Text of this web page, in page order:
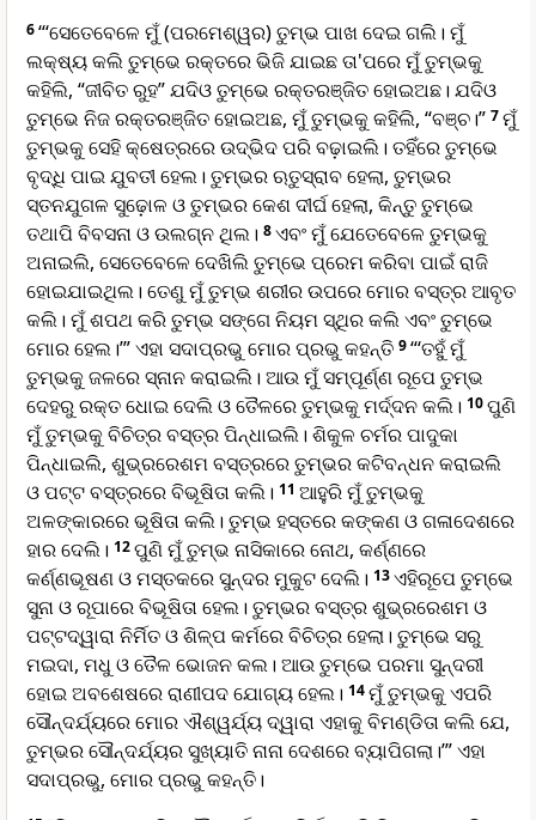
6“‘ସେତେବେଳେ ମୁଁ (ପରମେଶ୍ୱର) ତୁମ୍ଭ ପାଖ ଦେଇ ଗଲି। ମୁଁ
ଲକ୍ଷ୍ୟ କଲି ତୁମ୍ଭେ ରକ୍ତରେ ଭିଜି ଯାଇଛ ତା'ପରେ ମୁଁ ତୁମ୍ଭକୁ
କହିଲି, “ଜୀବିତ ରୁହ” ଯଦିଓ ତୁମ୍ଭେ ରକ୍ତରଞ୍ଜିତ ହୋଇଅଛ। ଯଦିଓ
ତୁମ୍ଭେ ନିଜ ରକ୍ତରଞ୍ଜିତ ହୋଇଅଛ, ମୁଁ ତୁମ୍ଭକୁ କହିଲି, “ବଞ୍ଚ।” 7ମୁଁ
ତୁମ୍ଭକୁ ସେହି କ୍ଷେତ୍ରରେ ଉଦ୍ଭିଦ ପରି ବଢ଼ାଇଲି। ତହିଁରେ ତୁମ୍ଭେ
ବୃଦ୍ଧି ପାଇ ଯୁବତୀ ହେଲ। ତୁମ୍ଭର ଋତୁସ୍ରାବ ହେଲା, ତୁମ୍ଭର
ସ୍ତନଯୁଗଳ ସୁଢ଼ୋଳ ଓ ତୁମ୍ଭର କେଶ ଦୀର୍ଘ ହେଲା, କିନ୍ତୁ ତୁମ୍ଭେ
ତଥାପି ବିବସନା ଓ ଉଲଗ୍ନ ଥିଲ। 8ଏବଂ ମୁଁ ଯେତେବେଳେ ତୁମ୍ଭକୁ
ଅନାଇଲି, ସେତେବେଳେ ଦେଖିଲି ତୁମ୍ଭେ ପ୍ରେମ କରିବା ପାଇଁ ରାଜି
ହୋଇଯାଇଥିଲ। ତେଣୁ ମୁଁ ତୁମ୍ଭ ଶରୀର ଉପରେ ମୋର ବସ୍ତ୍ର ଆବୃତ
କଲି। ମୁଁ ଶପଥ କରି ତୁମ୍ଭ ସଙ୍ଗେ ନିୟମ ସ୍ଥିର କଲି ଏବଂ ତୁମ୍ଭେ
ମୋର ହେଲ।’” ଏହା ସଦାପ୍ରଭୁ ମୋର ପ୍ରଭୁ କହନ୍ତି 9“‘ତହୁଁ ମୁଁ
ତୁମ୍ଭକୁ ଜଳରେ ସ୍ନାନ କରାଇଲି। ଆଉ ମୁଁ ସମ୍ପୂର୍ଣ୍ଣ ରୂପେ ତୁମ୍ଭ
ଦେହରୁ ରକ୍ତ ଧୋଇ ଦେଲି ଓ ତୈଳରେ ତୁମ୍ଭକୁ ମର୍ଦ୍ଦନ କଲି। 10ପୁଣି
ମୁଁ ତୁମ୍ଭକୁ ବିଚିତ୍ର ବସ୍ତ୍ର ପିନ୍ଧାଇଲି। ଶିକୁଳ ଚର୍ମର ପାଦୁକା
ପିନ୍ଧାଇଲି, ଶୁଭ୍ରରେଶମ ବସ୍ତ୍ରରେ ତୁମ୍ଭର କଟିବନ୍ଧନ କରାଇଲି
ଓ ପଟ୍ଟ ବସ୍ତ୍ରରେ ବିଭୂଷିତା କଲି। 11 ଆହୁରି ମୁଁ ତୁମ୍ଭକୁ
ଅଳଙ୍କାରରେ ଭୂଷିତା କଲି। ତୁମ୍ଭ ହସ୍ତରେ କଙ୍କଣ ଓ ଗଳାଦେଶରେ
ହାର ଦେଲି। 12ପୁଣି ମୁଁ ତୁମ୍ଭ ନାସିକାରେ ନୋଥ, କର୍ଣ୍ଣରେ
କର୍ଣ୍ଣଭୂଷଣ ଓ ମସ୍ତକରେ ସୁନ୍ଦର ମୁକୁଟ ଦେଲି। 13ଏହିରୂପେ ତୁମ୍ଭେ
ସୁନା ଓ ରୂପାରେ ବିଭୂଷିତା ହେଲ। ତୁମ୍ଭର ବସ୍ତ୍ର ଶୁଭ୍ରରେଶମ ଓ
ପଟ୍ଟଦ୍ୱାରା ନିର୍ମିତ ଓ ଶିଳ୍ପ କର୍ମରେ ବିଚିତ୍ର ହେଲା। ତୁମ୍ଭେ ସରୁ
ମଇଦା, ମଧୁ ଓ ତୈଳ ଭୋଜନ କଲ। ଆଉ ତୁମ୍ଭେ ପରମା ସୁନ୍ଦରୀ
ହୋଇ ଅବଶେଷରେ ରାଣୀପଦ ଯୋଗ୍ୟ ହେଲ। 14ମୁଁ ତୁମ୍ଭକୁ ଏପରି
ସୌନ୍ଦର୍ଯ୍ୟରେ ମୋର ଐଶ୍ୱର୍ଯ୍ୟ ଦ୍ୱାରା ଏହାକୁ ବିମଣ୍ଡିତା କଲି ଯେ,
ତୁମ୍ଭର ସୌନ୍ଦର୍ଯ୍ୟର ସୁଖ୍ୟାତି ନାନା ଦେଶରେ ବ୍ୟାପିଗଲା।’” ଏହା
ସଦାପ୍ରଭୁ, ମୋର ପ୍ରଭୁ କହନ୍ତି।